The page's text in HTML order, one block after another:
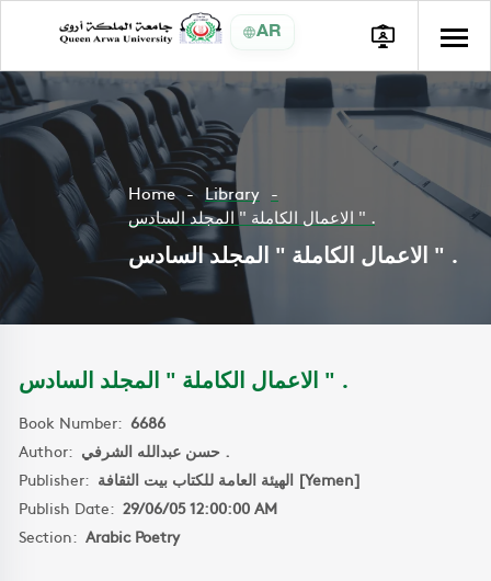
AR
Home
Library
الاعمال الكاملة " المجلد السادس " .
الاعمال الكاملة " المجلد السادس " .
الاعمال الكاملة " المجلد السادس " .
Book Number: 6686
Author:
حسن عبدالله الشرفي .
Publisher:
الهيئة العامة للكتاب بيت الثقافة [Yemen]
Publish Date: 29/06/05 12:00:00 AM
Section: Arabic Poetry